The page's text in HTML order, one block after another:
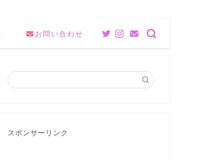
お問い合わせ
スポンサーリンク